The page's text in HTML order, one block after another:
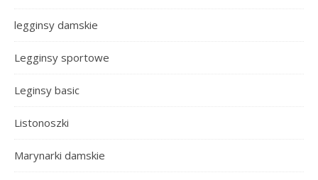
legginsy damskie
Legginsy sportowe
Leginsy basic
Listonoszki
Marynarki damskie